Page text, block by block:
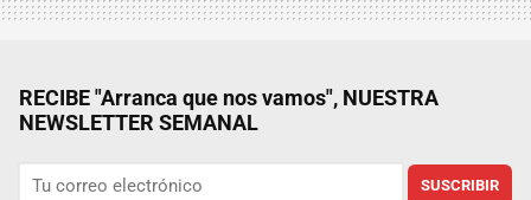
RECIBE "Arranca que nos vamos", NUESTRA
NEWSLETTER SEMANAL
SUSCRIBIR